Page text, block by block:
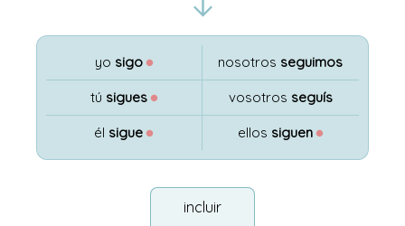
yo sigo ●
tú sigues ●
él sigue ●
nosotros seguimos
vosotros seguís
ellos siguen ●
incluir